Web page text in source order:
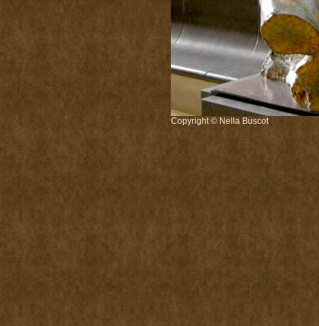
Copyright © Nella Buscot